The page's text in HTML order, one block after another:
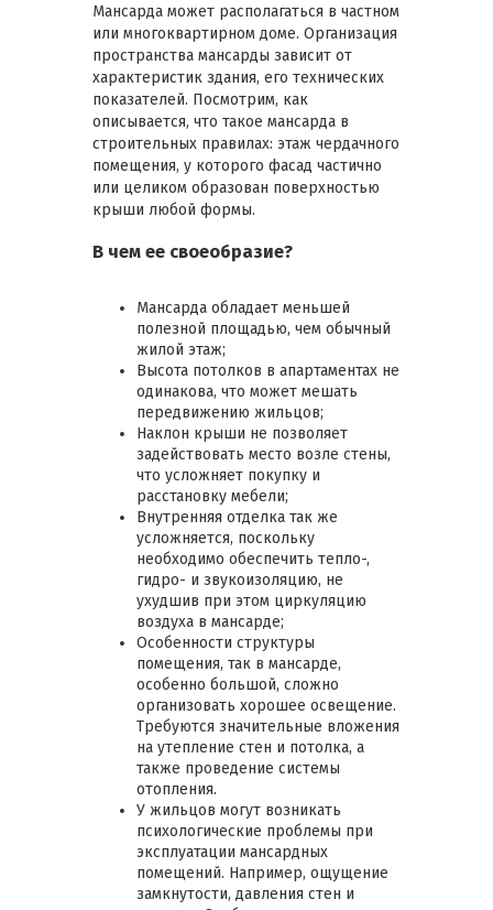
Мансарда может располагаться в частном
или многоквартирном доме. Организация
пространства мансарды зависит от
характеристик здания, его технических
показателей. Посмотрим, как
описывается, что такое мансарда в
строительных правилах: этаж чердачного
помещения, у которого фасад частично
или целиком образован поверхностью
крыши любой формы.
В чем ее своеобразие?
Мансарда обладает меньшей
полезной площадью, чем обычный
жилой этаж;
Высота потолков в апартаментах не
одинакова, что может мешать
передвижению жильцов;
Наклон крыши не позволяет
задействовать место возле стены,
что усложняет покупку и
расстановку мебели;
Внутренняя отделка так же
усложняется, поскольку
необходимо обеспечить тепло-,
гидро- и звукоизоляцию, не
ухудшив при этом циркуляцию
воздуха в мансарде;
Особенности структуры
помещения, так в мансарде,
особенно большой, сложно
организовать хорошее освещение.
Требуются значительные вложения
на утепление стен и потолка, а
также проведение системы
отопления.
У жильцов могут возникать
психологические проблемы при
эксплуатации мансардных
помещений. Например, ощущение
замкнутости, давления стен и